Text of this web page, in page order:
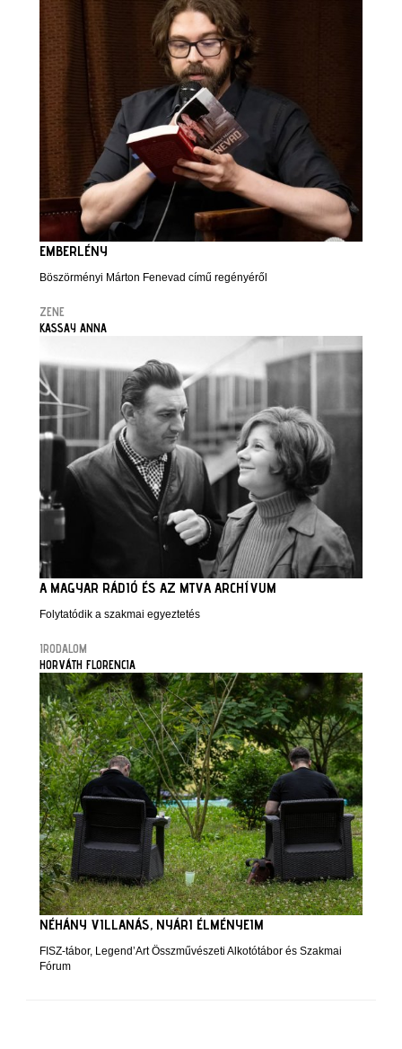
EMBERLÉNY
Böszörményi Márton Fenevad című regényéről
ZENE
KASSAY ANNA
A MAGYAR RÁDIÓ ÉS AZ MTVA ARCHÍVUM
Folytatódik a szakmai egyeztetés
IRODALOM
HORVÁTH FLORENCIA
NÉHÁNY VILLANÁS, NYÁRI ÉLMÉNYEIM
FISZ-tábor, Legend’Art Összművészeti Alkotótábor és Szakmai
Fórum